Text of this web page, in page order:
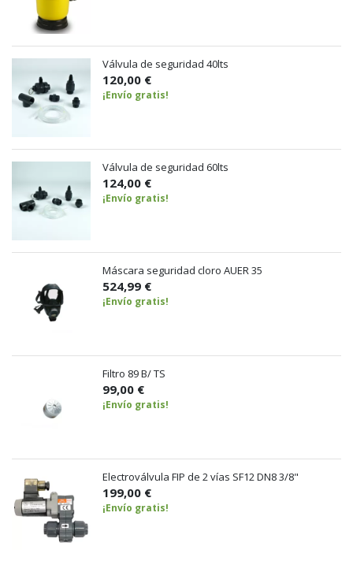
Válvula de seguridad 40lts
120,00 €
¡Envío gratis!
Válvula de seguridad 60lts
124,00 €
¡Envío gratis!
Máscara seguridad cloro AUER 35
524,99 €
¡Envío gratis!
Filtro 89 B/ TS
99,00 €
¡Envío gratis!
Electroválvula FIP de 2 vías SF12 DN8 3/8"
199,00 €
¡Envío gratis!